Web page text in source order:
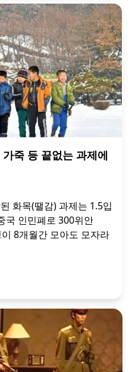
죽 등 끝없는 과제에
화목(땔감) 과제는 1.5입
국 인민폐로 300위안
8개월간 모아도 모자라